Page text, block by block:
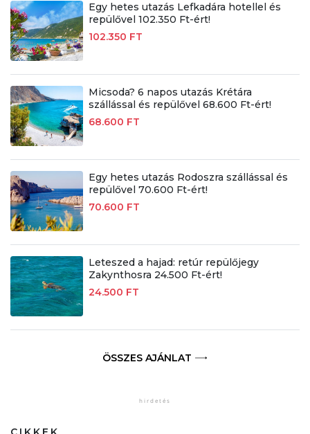
Egy hetes utazás Lefkadára hotellel és
repülővel 102.350 Ft-ért!
102.350 FT
Micsoda? 6 napos utazás Krétára
szállással és repülővel 68.600 Ft-ért!
68.600 FT
Egy hetes utazás Rodoszra szállással és
repülővel 70.600 Ft-ért!
70.600 FT
Leteszed a hajad: retúr repülőjegy
Zakynthosra 24.500 Ft-ért!
24.500 FT
ÖSSZES AJÁNLAT